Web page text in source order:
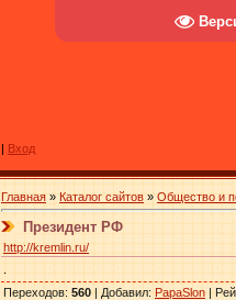
| Вход
Главная » Каталог сайтов » Общество и
Президент РФ
http://kremlin.ru/
Переходов: 560 | Добавил: PapaSlon |